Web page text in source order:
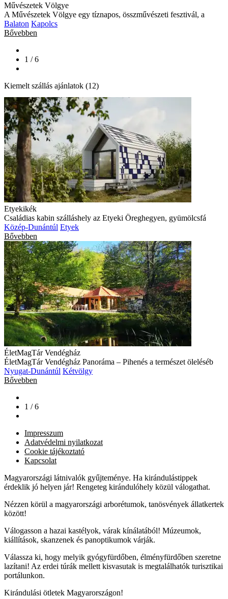
Művészetek Völgye
A Művészetek Völgye egy tíznapos, összművészeti fesztivál, a
Balaton Kapolcs
Bővebben
1 / 6
Kiemelt szállás ajánlatok (12)
Etyekikék
Családias kabin szálláshely az Etyeki Öreghegyen, gyümölcsfá
Közép-Dunántúl Etyek
Bővebben
ÉletMagTár Vendégház
ÉletMagTár Vendégház Panoráma – Pihenés a természet öleléséb
Nyugat-Dunántúl Kétvölgy
Bővebben
1 / 6
Impresszum
Adatvédelmi nyilatkozat
Cookie tájékoztató
Kapcsolat
Magyarországi látnivalók gyűjteménye. Ha kirándulástippek
érdeklik jó helyen jár! Rengeteg kirándulóhely közül válogathat.
Nézzen körül a magyarországi arborétumok, tanösvények állatkertek
között!
Válogasson a hazai kastélyok, várak kínálatából! Múzeumok,
kiállítások, skanzenek és panoptikumok várják.
Válassza ki, hogy melyik gyógyfürdőben, élményfürdőben szeretne
lazítani! Az erdei túrák mellett kisvasutak is megtalálhatók turisztikai
portálunkon.
Kirándulási ötletek Magyarországon!